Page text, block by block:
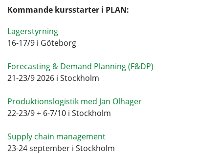
Kommande kursstarter i PLAN:
Lagerstyrning
16-17/9 i Göteborg
Forecasting & Demand Planning (F&DP)
21-23/9 2026 i Stockholm
Produktionslogistik med Jan Olhager
22-23/9 + 6-7/10 i Stockholm
Supply chain management
23-24 september i Stockholm